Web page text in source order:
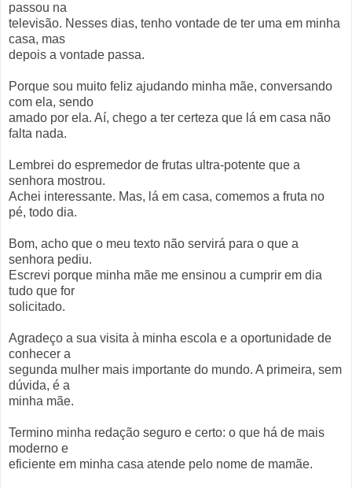
passou na
televisão. Nesses dias, tenho vontade de ter uma em minha
casa, mas
depois a vontade passa.
Porque sou muito feliz ajudando minha mãe, conversando
com ela, sendo
amado por ela. Aí, chego a ter certeza que lá em casa não
falta nada.
Lembrei do espremedor de frutas ultra-potente que a
senhora mostrou.
Achei interessante. Mas, lá em casa, comemos a fruta no
pé, todo dia.
Bom, acho que o meu texto não servirá para o que a
senhora pediu.
Escrevi porque minha mãe me ensinou a cumprir em dia
tudo que for
solicitado.
Agradeço a sua visita à minha escola e a oportunidade de
conhecer a
segunda mulher mais importante do mundo. A primeira, sem
dúvida, é a
minha mãe.
Termino minha redação seguro e certo: o que há de mais
moderno e
eficiente em minha casa atende pelo nome de mamãe.